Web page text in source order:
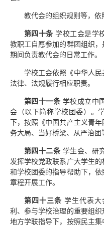
教代会的组织规则等，依
第四十条 学校工会是学
教职工自愿参加的群团组织
期间负责教代会的日常工作。
学校工会依照《中华人
法律、法规履行相应职责。
第四十一条 学校成立中
会（以下简称学校团委）。
下，按照《中国共产主义青
务大局、当好桥梁、从严治团
第四十二条 学生会、研
发挥学校党政联系广大学生
和学校团委的指导帮助下，
章程开展工作。
第四十三条 学生代表大
利、参与学校治理的重要组
地方学联指导下，按照民主集